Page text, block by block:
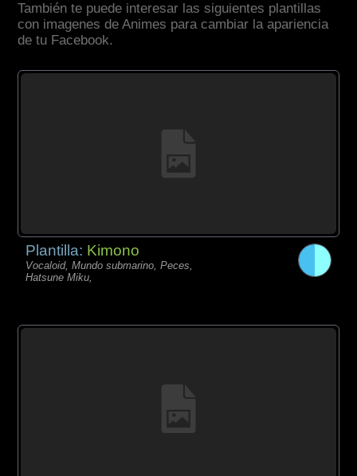
También te puede interesar las siguientes plantillas
con imagenes de Animes para cambiar la apariencia
de tu Facebook.
Plantilla: Kimono
Vocaloid, Mundo submarino, Peces,
Hatsune Miku,